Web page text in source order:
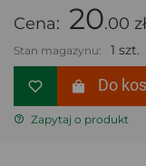
Cena: 20.00 zł
Stan magazynu: 1 szt.
Do
Zapytaj o produkt